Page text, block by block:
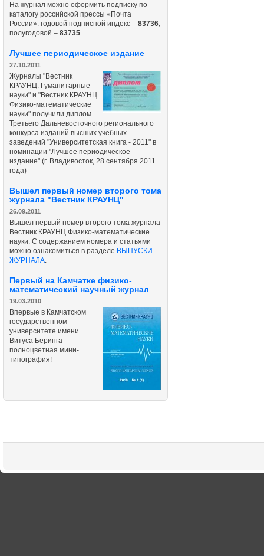
На журнал можно оформить подписку по
каталогу российской прессы «Почта
России»: годовой подписной индекс – 83736
полугодовой – 83735
Лучшее периодическое издание
27.10.2011
Журналы "Вестник
КРАУНЦ. Гуманитарные
науки" и "Вестник КРАУНЦ.
Физико-математические
науки" получили диплом
Третьего Дальневосточного регионального
конкурса изданий высших учебных
заведений "Университетская книга - 2011" в
номинации "Лучшее периодическое
издание" (г. Владивосток, 28 сентября 2011
года)
Вышел первый номер второго тома
журнала "Вестник КРАУНЦ"
26.09.2011
Вышел первый номер второго тома журнала
Вестник КРАУНЦ Физико-математические
науки. С содержанием номера и статьями
можно ознакомиться в разделе ВЫПУСКИ
ЖУРНАЛА
Первый на Камчатке физико-
математический научный журнал
19.03.2010
Впервые в Камчатском
государственном
университете имени
Витуса Беринга
полноцветная мини-
типография!